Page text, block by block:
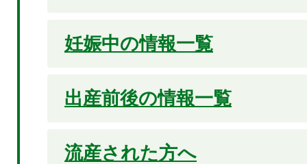
妊娠中の情報一覧
出産前後の情報一覧
流産された方へ